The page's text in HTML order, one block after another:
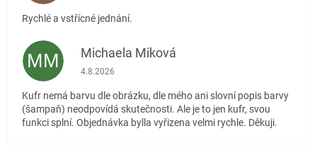
Rychlé a vstřícné jednání.
MM Michaela Miková
Hodnocení obchodu je 5 z 5 hvězdiček.
4.8.2026
Kufr nemá barvu dle obrázku, dle mého ani slovní popis barvy
(šampaň) neodpovídá skutečnosti. Ale je to jen kufr, svou
funkci splní. Objednávka bylla vyřizena velmi rychle. Děkuji.